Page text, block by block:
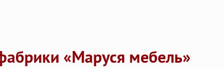
«Маруся мебель»